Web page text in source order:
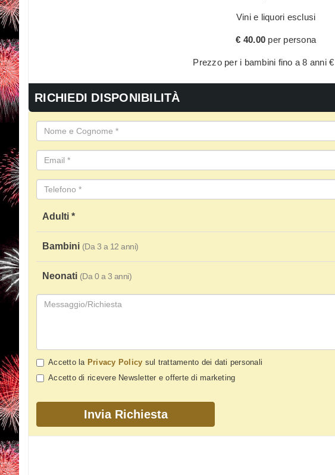
Vini e liquori esclusi
€ 40.00 per persona
Prezzo per i bambini fino a 8 anni
RICHIEDI DISPONIBILITÀ
Adulti *
Bambini (Da 3 a 12 anni)
Neonati (Da 0 a 3 anni)
Accetto la Privacy Policy sul trattamento dei dati personali
Accetto di ricevere Newsletter e offerte di marketing